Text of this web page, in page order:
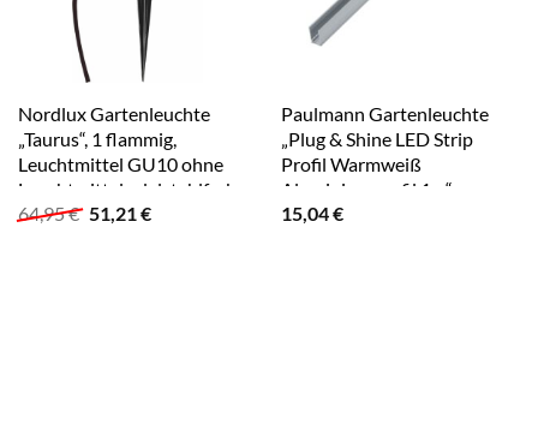
Nordlux Gartenleuchte
„Taurus“, 1 flammig,
Leuchtmittel GU10 ohne
Leuchtmittel edelstahlfarben
64,95€ Ursprünglicher
51,21€Aktueller
Paulmann Gartenleuchte
„Plug & Shine LED Strip
Profil Warmweiß
Aluminiumprofil 1m“
silberfarben
15,04€